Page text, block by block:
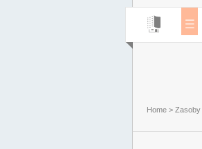
Home > Zasoby